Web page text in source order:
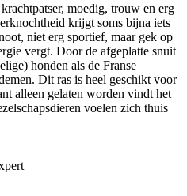
moedig, trouw en erg
krijgt soms bijna iets
niet erg sportief, maar gek op
vergt. Door de afgeplatte snuit
honden als de Franse
Dit ras is heel geschikt voor
alleen gelaten worden vindt het
voelen zich thuis